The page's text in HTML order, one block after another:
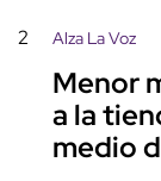
2 Alza La Voz
Menor
a la
medio